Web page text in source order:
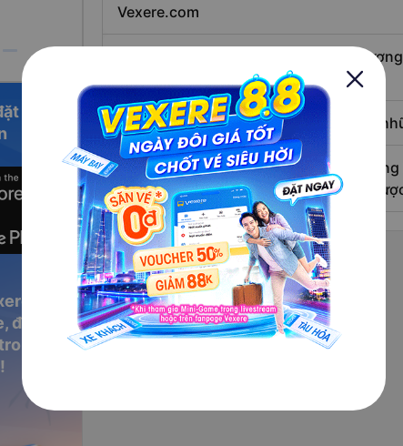
vé
đặt vé
tận
về tổng đài
giờ.
chỉ là giờ
nên chuẩn
có wifi,
trợ đón tại
tốc độ vừa
Vexere.com
Câu hỏi: Làm thế nào để đặt vé xe
điểm dịch COVID-19 này?
Câu hỏi: Xe Hương Khuê hoạt động ở
Câu hỏi: Tôi đã thao tác đặt vé xe
và hoàn tất thanh toán, làm sao biết